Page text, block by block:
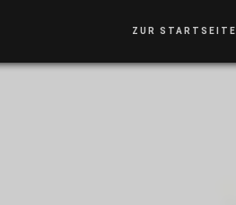
ZUR STARTSEITE